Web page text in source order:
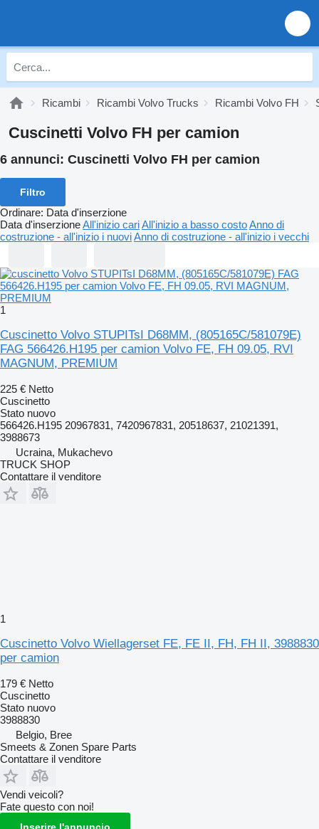
Ricambi Ricambi Volvo Trucks Ricambi Volvo FH
Cuscinetti Volvo FH per camion
6 annunci: Cuscinetti Volvo FH per camion
Filtro
Ordinare: Data d'inserzione
Data d'inserzioneAll'inizio cariAll'inizio a basso costoAnno di
costruzione - all'inizio i nuoviAnno di costruzione - all'inizio i vecchi
1
Cuscinetto Volvo STUPITsI D68MM, (805165C/581079E)
FAG 566426.H195 per camion Volvo FE, FH 09.05, RVI
MAGNUM, PREMIUM
225 € Netto
Cuscinetto
Stato nuovo
566426.H195 20967831, 7420967831, 20518637, 21021391,
3988673
Ucraina, Mukachevo
TRUCK SHOP
Contattare il venditore
1
Cuscinetto Volvo Wiellagerset FE, FE II, FH, FH II, 3988830
per camion
179 € Netto
Cuscinetto
Stato nuovo
3988830
Belgio, Bree
Smeets & Zonen Spare Parts
Contattare il venditore
Vendi veicoli?
Fate questo con noi!